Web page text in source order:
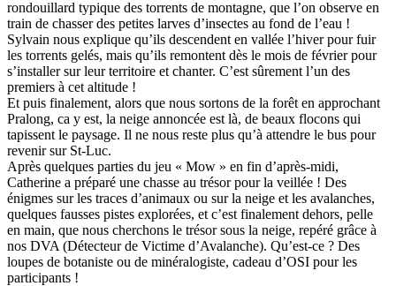
rondouillard typique des torrents de montagne, que l’on observe en
train de chasser des petites larves d’insectes au fond de l’eau !
Sylvain nous explique qu’ils descendent en vallée l’hiver pour fuir
les torrents gelés, mais qu’ils remontent dès le mois de février pour
s’installer sur leur territoire et chanter. C’est sûrement l’un des
premiers à cet altitude !
Et puis finalement, alors que nous sortons de la forêt en approchant
Pralong, ca y est, la neige annoncée est là, de beaux flocons qui
tapissent le paysage. Il ne nous reste plus qu’à attendre le bus pour
revenir sur St-Luc.
Après quelques parties du jeu « Mow » en fin d’après-midi,
Catherine a préparé une chasse au trésor pour la veillée ! Des
énigmes sur les traces d’animaux ou sur la neige et les avalanches,
quelques fausses pistes explorées, et c’est finalement dehors, pelle
en main, que nous cherchons le trésor sous la neige, repéré grâce à
nos DVA (Détecteur de Victime d’Avalanche). Qu’est-ce ? Des
loupes de botaniste ou de minéralogiste, cadeau d’OSI pour les
participants !